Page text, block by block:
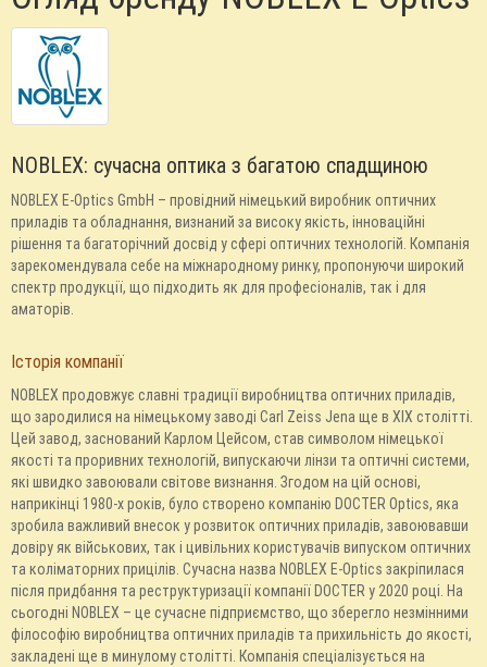
NOBLEX: сучасна оптика з багатою спадщиною
NOBLEX E-Optics GmbH – провідний німецький виробник оптичних
приладів та обладнання, визнаний за високу якість, інноваційні
рішення та багаторічний досвід у сфері оптичних технологій. Компанія
зарекомендувала себе на міжнародному ринку, пропонуючи широкий
спектр продукції, що підходить як для професіоналів, так і для
аматорів.
Історія компанії
NOBLEX продовжує славні традиції виробництва оптичних приладів,
що зародилися на німецькому заводі Carl Zeiss Jena ще в XIX столітті.
Цей завод, заснований Карлом Цейсом, став символом німецької
якості та проривних технологій, випускаючи лінзи та оптичні системи,
які швидко завоювали світове визнання. Згодом на цій основі,
наприкінці 1980-х років, було створено компанію DOCTER Optics, яка
зробила важливий внесок у розвиток оптичних приладів, завоювавши
довіру як військових, так і цивільних користувачів випуском оптичних
та коліматорних прицілів. Сучасна назва NOBLEX E-Optics закріпилася
після придбання та реструктуризації компанії DOCTER у 2020 році. На
сьогодні NOBLEX – це сучасне підприємство, що зберегло незмінними
філософію виробництва оптичних приладів та прихильність до якості,
закладені ще в минулому столітті. Компанія спеціалізується на